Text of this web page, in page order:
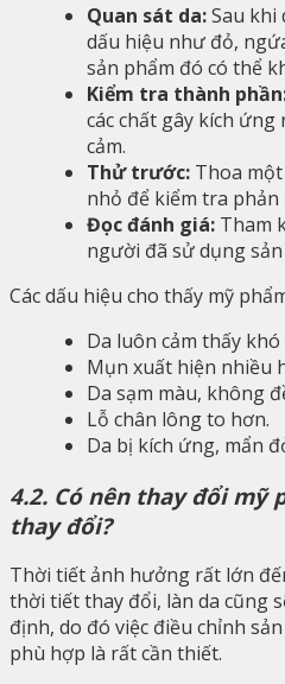
Quan sát da:Sau khi
dấu hiệu như đỏ,
sản phẩm đó có thể
Kiểm tra thành
các chất gây kích ứng
cảm.
Thử trước: Thoa
nhỏ để kiểm tra phản
Đọc đánh giá: Tham
người đã sử dụng
Các dấu hiệu cho thấy mỹ
Da luôn cảm thấy khó
Mụn xuất hiện nhiều
Da sạm màu, không
Lỗ chân lông to hơn.
Da bị kích ứng, mẩn
4.2. Có nên thay đổi
thay đổi?
Thời tiết ảnh hưởng rất lớn
thời tiết thay đổi, làn da cũng
định, do đó việc điều chỉnh
phù hợp là rất cần thiết.